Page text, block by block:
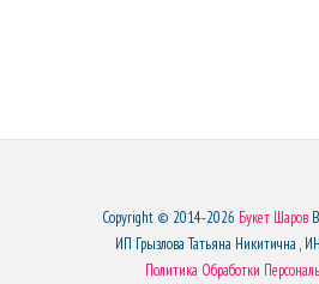
Copyright © 2014-2026 Букет Шаров
ИП Грызлова Татьяна Никитична ,
Политика Обработки